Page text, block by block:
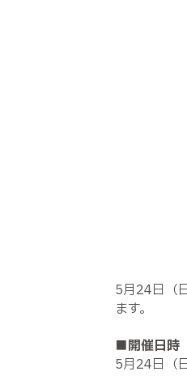
5月24日（
ます。
■開催日時
5月24日（